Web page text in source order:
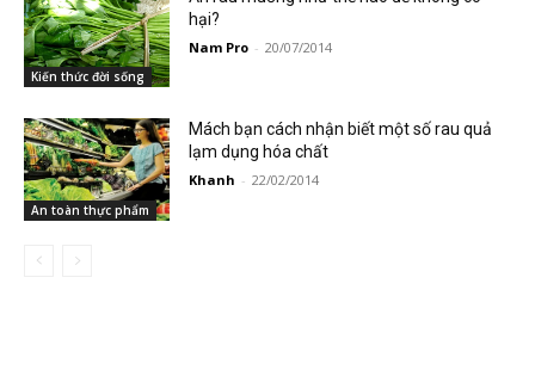
Kiến thức đời sống
hại?
Nam Pro - 20/07/2014
An toàn thực phẩm
Mách bạn cách nhận biết một số rau quả
lạm dụng hóa chất
Khanh - 22/02/2014